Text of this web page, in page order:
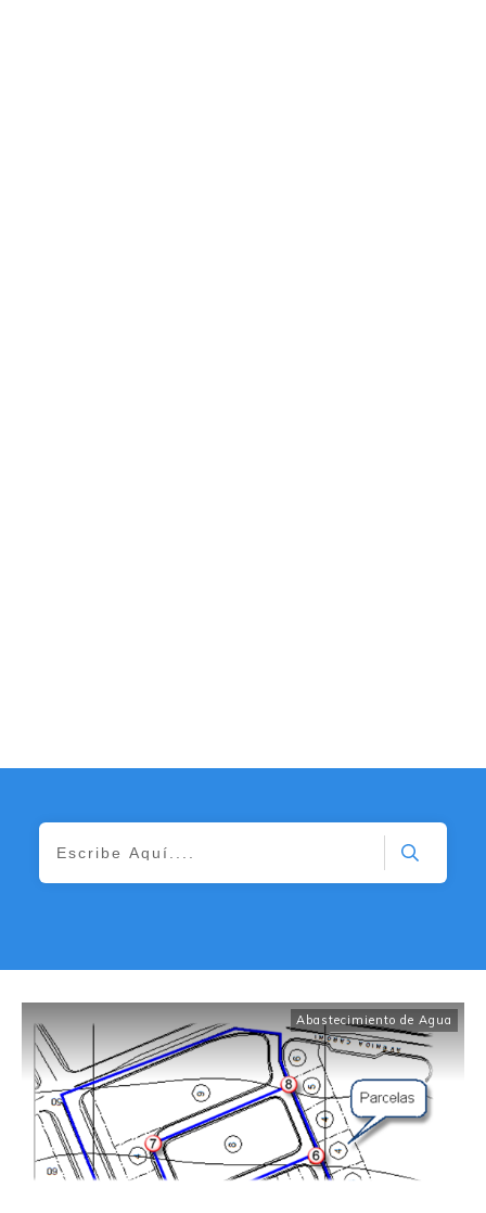
Abastecimiento de Agua